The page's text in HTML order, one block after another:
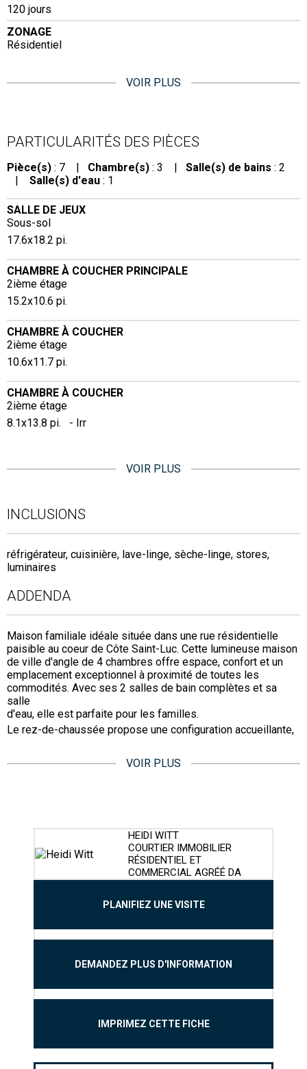
120 jours
ZONAGE
Résidentiel
VOIR PLUS
PARTICULARITÉS DES PIÈCES
Pièce(s) : 7 | Chambre(s) : 3 | Salle(s) de bains : 2
|
Salle(s) d'eau : 1
SALLE DE JEUX
Sous-sol
17.6x18.2 pi.
CHAMBRE À COUCHER PRINCIPALE
2ième étage
15.2x10.6 pi.
CHAMBRE À COUCHER
2ième étage
10.6x11.7 pi.
CHAMBRE À COUCHER
2ième étage
8.1x13.8 pi. - Irr
VOIR PLUS
INCLUSIONS
réfrigérateur, cuisinière, lave-linge, sèche-linge, stores,
luminaires
ADDENDA
Maison familiale idéale située dans une rue résidentielle
paisible au coeur de Côte Saint-Luc. Cette lumineuse maison
de ville d'angle de 4 chambres offre espace, confort et un
emplacement exceptionnel à proximité de toutes les
commodités. Avec ses 2 salles de bain complètes et sa
salle
d'eau, elle est parfaite pour les familles.
Le rez-de-chaussée propose une configuration accueillante,
VOIR PLUS
HEIDI WITT
COURTIER IMMOBILIER
RÉSIDENTIEL ET
COMMERCIAL AGRÉÉ DA
PLANIFIEZ UNE VISITE
DEMANDEZ PLUS D'INFORMATION
IMPRIMEZ CETTE FICHE